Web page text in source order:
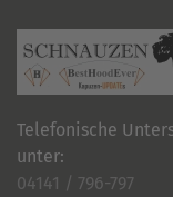
Telefonische
unter:
04141 / 796-797